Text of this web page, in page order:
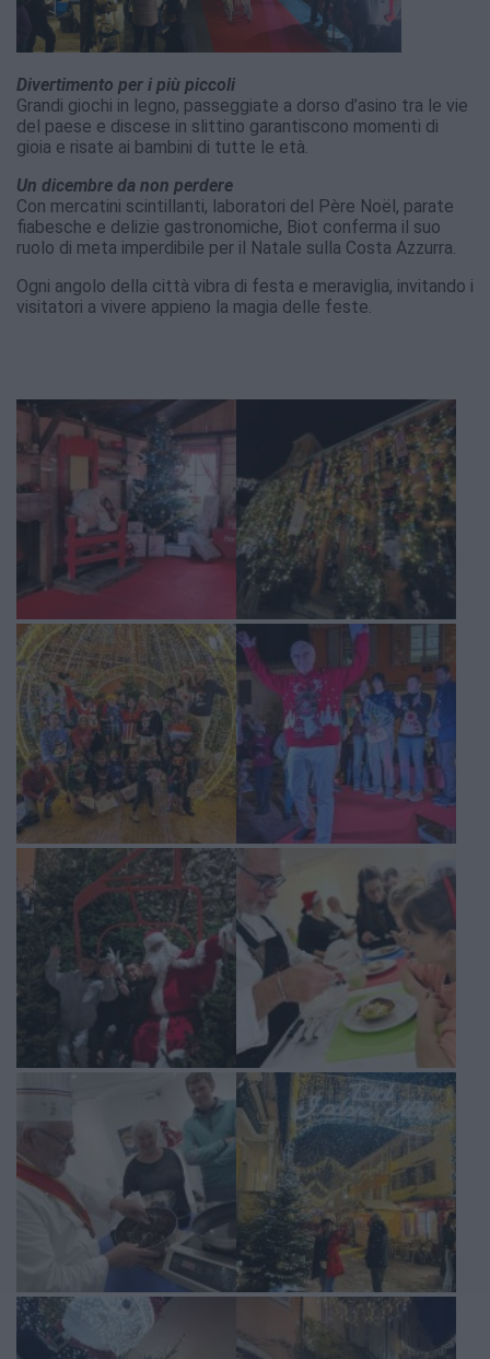
Divertimento per i più piccoli
Grandi giochi in legno, passeggiate a dorso d’asino tra le vie
del paese e discese in slittino garantiscono momenti di
gioia e risate ai bambini di tutte le età.
Un dicembre da non perdere
Con mercatini scintillanti, laboratori del Père Noël, parate
fiabesche e delizie gastronomiche, Biot conferma il suo
ruolo di meta imperdibile per il Natale sulla Costa Azzurra.
Ogni angolo della città vibra di festa e meraviglia, invitando i
visitatori a vivere appieno la magia delle feste.